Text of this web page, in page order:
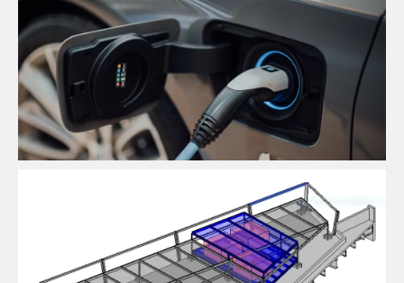
Fluides Infrastructure VRD
Économie De La Construction Fluides Immobilier
Commercial Structure